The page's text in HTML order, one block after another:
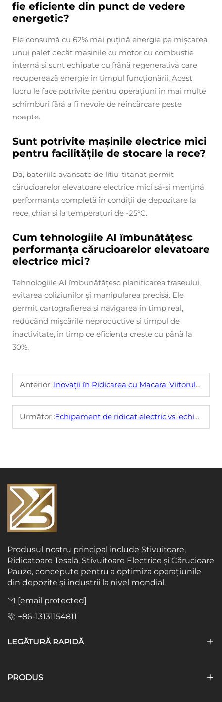
fie eficiente din punct de vedere
energetic?
Ele consumă cu 62% mai puțină energie pe mișcarea
unui palet decât mașinile cu motor cu combustie
internă și sunt echipate cu frână regenerativă care
recuperează energie în timpul funcționării. Acest
lucru le face potrivite pentru operațiuni în mai multe
schimburi fără a fi nevoie de reîncărcare peste
noapte.
Sunt potrivite mașinile electrice mici
pentru facilitățile de stocare la rece?
Da, bateriile avansate de litiu-titanat permit
cărucioarelor elevatoare electrice mici să-și mențină
performanța completă în condiții de depozitare la
rece, chiar și la temperaturi de -25°C.
Cum tehnologiile AI îmbunătățesc
performanța cărucioarelor elevatoare
electrice mici?
Tehnologiile AI îmbunătățesc planificarea traseului,
evitarea coliziunilor și manipularea precisă. Ele
permit cartografierea și navigarea în timp real,
reducând mișcările neproductive și timpul de
inactivitate, în timp ce eficiența crește cu până la
30%.
Anterior :Inovații în Ridicarea cu Macara: Viitorul Manipulării
Următor :Echipament de ridicat electric vs. echipament tradițional: O comparație
Produsul nostru principal include Stivuitoare,
Ridicatoare Tesală, Stivuitoare Electrice și Cărucioare
Pauze, concepute pentru a optimiza operațiunile
din depozite și industrii la nivel mondial.
[email protected]
+86-13131154811
LEGĂTURĂ RAPIDĂ
PRODUS